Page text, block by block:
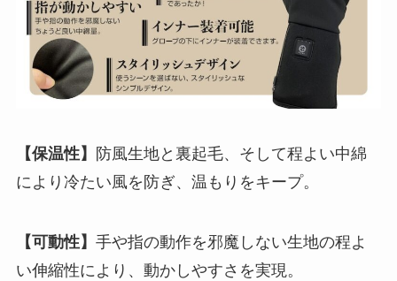
【保温性】
防風生地と裏起毛、そして程よい中綿
により冷たい風を防ぎ、温もりをキープ。
【可動性】 手や指の動作を邪魔しない生地の程よ
い伸縮性により、動かしやすさを実現。